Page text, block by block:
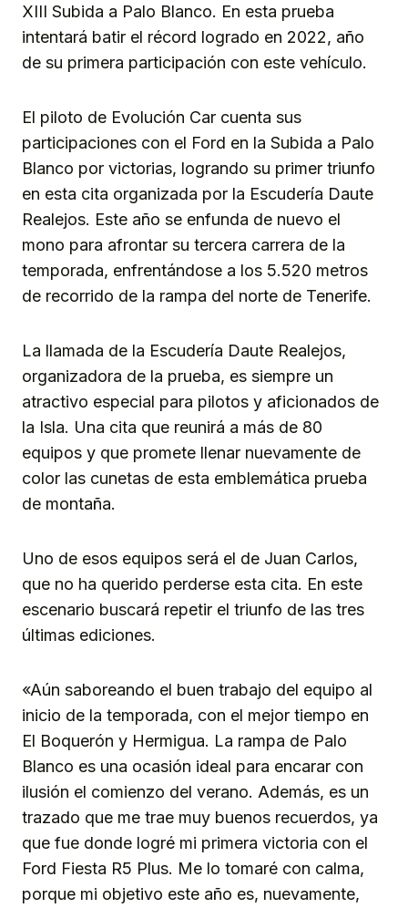
XIII Subida a Palo Blanco. En esta prueba
intentará batir el récord logrado en 2022, año
de su primera participación con este vehículo.
El piloto de Evolución Car cuenta sus
participaciones con el Ford en la Subida a Palo
Blanco por victorias, logrando su primer triunfo
en esta cita organizada por la Escudería Daute
Realejos. Este año se enfunda de nuevo el
mono para afrontar su tercera carrera de la
temporada, enfrentándose a los 5.520 metros
de recorrido de la rampa del norte de Tenerife.
La llamada de la Escudería Daute Realejos,
organizadora de la prueba, es siempre un
atractivo especial para pilotos y aficionados de
la Isla. Una cita que reunirá a más de 80
equipos y que promete llenar nuevamente de
color las cunetas de esta emblemática prueba
de montaña.
Uno de esos equipos será el de Juan Carlos,
que no ha querido perderse esta cita. En este
escenario buscará repetir el triunfo de las tres
últimas ediciones.
«Aún saboreando el buen trabajo del equipo al
inicio de la temporada, con el mejor tiempo en
El Boquerón y Hermigua. La rampa de Palo
Blanco es una ocasión ideal para encarar con
ilusión el comienzo del verano. Además, es un
trazado que me trae muy buenos recuerdos, ya
que fue donde logré mi primera victoria con el
Ford Fiesta R5 Plus. Me lo tomaré con calma,
porque mi objetivo este año es, nuevamente,